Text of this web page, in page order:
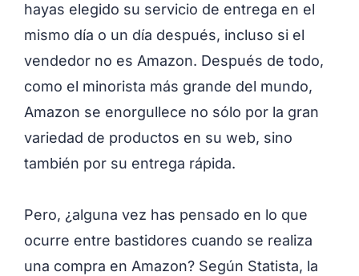
hayas elegido su servicio de entrega en el
mismo día o un día después, incluso si el
vendedor no es Amazon. Después de todo,
como el minorista más grande del mundo,
Amazon se enorgullece no sólo por la gran
variedad de productos en su web, sino
también por su entrega rápida.
Pero, ¿alguna vez has pensado en lo que
ocurre entre bastidores cuando se realiza
una compra en Amazon? Según Statista, la